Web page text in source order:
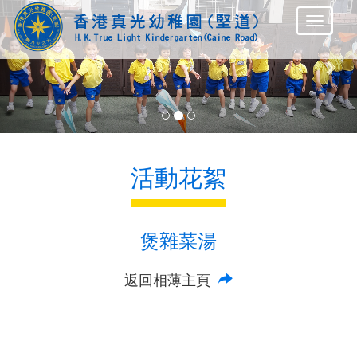
Previous
活動花絮
煲雜菜湯
返回相薄主頁